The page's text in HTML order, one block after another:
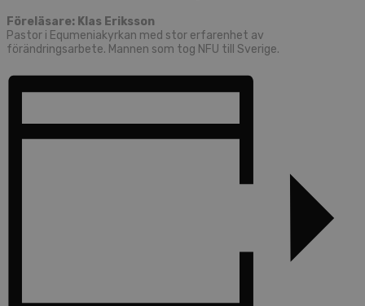
Föreläsare: Klas Eriksson
Pastor i Equmeniakyrkan med stor erfarenhet av
förändringsarbete. Mannen som tog NFU till Sverige.